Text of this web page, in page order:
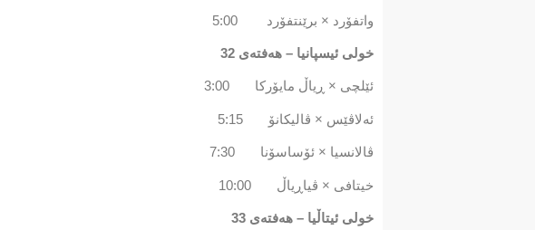
واتفۆرد × برێنتفۆرد 5:00
خولی ئیسپانیا – هەفتەی 32
ئێلچی × ڕیاڵ مایۆرکا 3:00
ئەلاڤێس × ڤالیکانۆ 5:15
ڤالانسیا × ئۆساسۆنا 7:30
خیتافی × ڤیاڕیاڵ 10:00
خولی ئیتاڵیا – هەفتەی 33